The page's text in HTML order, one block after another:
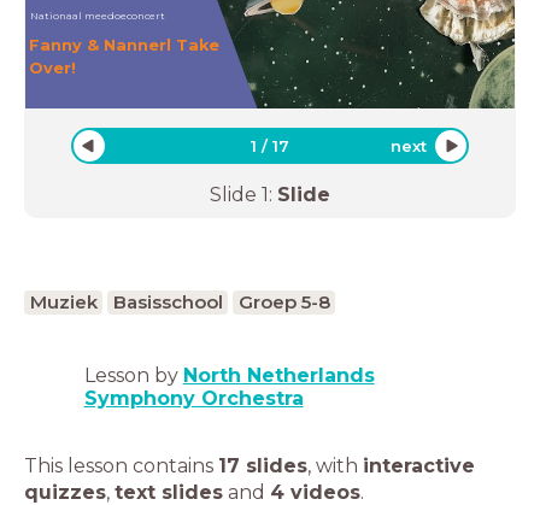
Nationaal meedoeconcert
Fanny & Nannerl Take
Over!
1 /17 next
Slide 1: Slide
Muziek Basisschool Groep 5-8
Lesson by North Netherlands
Symphony Orchestra
This lesson contains 17 slides, with interactive
quizzes, text slides and 4 videos.